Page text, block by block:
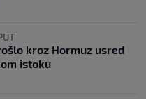
kroz Hormuz usred
istoku